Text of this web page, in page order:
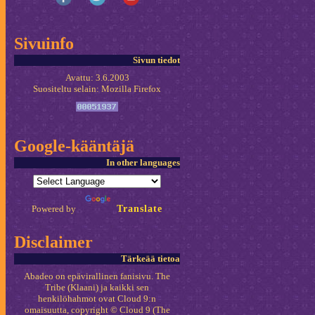
Sivuinfo
Sivun tiedot
Avattu: 3.6.2003
Suositeltu selain: Mozilla Firefox
Google-kääntäjä
In other languages
Powered by Translate
Disclaimer
Tärkeää tietoa
Abadeo on epävirallinen fanisivu. The
Tribe (Klaani) ja kaikki sen
henkilöhahmot ovat Cloud 9:n
omaisuutta, copyright © Cloud 9 (The